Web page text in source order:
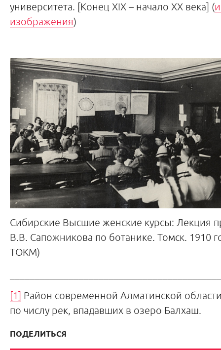
университета. [Конец XIX – начало XX века] (
изображения)
Сибирские Высшие женские курсы: Лекция
В.В. Сапожникова по ботанике. Томск. 1910
ТОКМ)
[1] Район современной Алматинской
по числу рек, впадавших в озеро Балхаш.
ПОДЕЛИТЬСЯ